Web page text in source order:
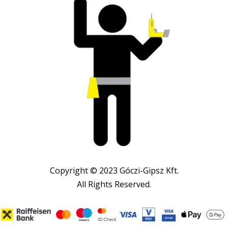
Copyright © 2023 Góczi-Gipsz Kft.
All Rights Reserved.